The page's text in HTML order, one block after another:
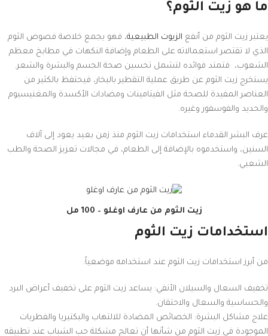
ما هو زيت الثوم؟
يعتبر زيت الثوم من أنفع الزيوت الطبيعية، فهو يجمع خلاصة فصوص الثوم
الذي لا تقتصر استعمالاته على الطعام وإضافة النكهات في مطابخ معظم
الشعوب، فتمتد فوائده لتشمل تحسين صحة الجسم والبشرة والشعر.
يستخرج زيت الثوم عن طريق عملية التقطير بالبخار، فيحتفظ بالكثير من
العناصر المفيدة للصحة مثل الفيتامينات ومضادات الأكسدة والمغنيسيوم
والحديد والفوسفور وغيره.
عرف البشر القدماء استخدامات زيت الثوم منذ زمن بعيد يعود إلى آلاف
السنين، واستخدموه بالإضافة إلى الطعام، في مجالات تعزيز الصحة والطب
الشعبي.
زيت الثوم من عارف اوغلو – 100 مل
استخدامات زيت الثوم
من أبرز استخدامات زيت الثوم عند استخدامه موضعياً:
تخفيف السعال والسيلان الأنفي: يساعد زيت الثوم على تخفيف أعراض البرد
والحساسية والسعال والاحتقان.
علاج مشاكل البشرة: الخصائص المضادة للالتهاب والبكتيريا والفطريات
الموجودة في زيت الثوم من شأنها أن تعالج مشكلة حب الشباب عند تطبيقه